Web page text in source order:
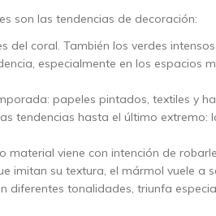
son las tendencias de decoración:
coral. También los verdes
especialmente en los espacios
papeles pintados, textiles y
tendencias hasta el último extremo:
material viene con intención de robarle
imitan su textura, el mármol vuele a
diferentes tonalidades, triunfa